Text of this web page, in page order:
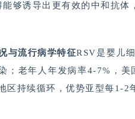
够诱导出更有效的中和抗体
与流行病学特征RSV是婴儿
；老年人年发病率4-7%，
区持续循环，优势亚型每1-